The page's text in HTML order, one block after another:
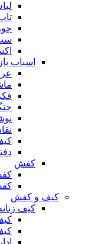
اسباب
کفش
کیف و کفش
کیف